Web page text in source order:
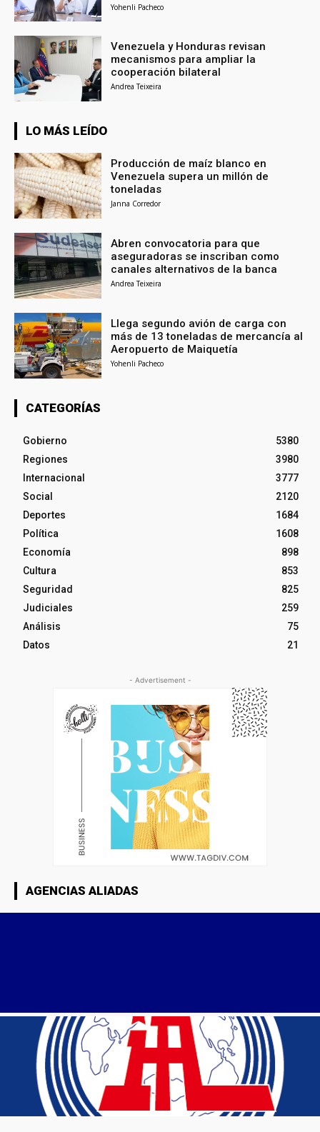
Yohenli Pacheco
Venezuela y Honduras revisan
mecanismos para ampliar la
cooperación bilateral
Andrea Teixeira
LO MÁS LEÍDO
Producción de maíz blanco en
Venezuela supera un millón de
toneladas
Janna Corredor
Abren convocatoria para que
aseguradoras se inscriban como
canales alternativos de la banca
Andrea Teixeira
Llega segundo avión de carga con
más de 13 toneladas de mercancía al
Aeropuerto de Maiquetía
Yohenli Pacheco
CATEGORÍAS
Gobierno
5380
Regiones
3980
Internacional
3777
Social
2120
Deportes
1684
Política
1608
Economía
898
Cultura
853
Seguridad
825
Judiciales
259
Análisis
75
Datos
21
- Advertisement -
AGENCIAS ALIADAS